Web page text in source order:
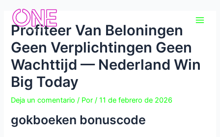
contenido
Profiteer Van Beloningen
Geen Verplichtingen Geen
Wachttijd — Nederland Win
Big Today
Deja un comentario / Por/11 de febrero de 2026
gokboeken bonuscode
de
entradas